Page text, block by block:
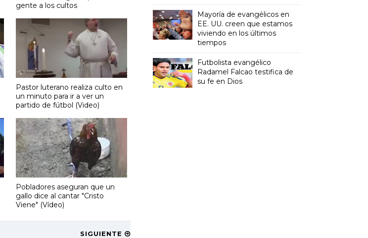
gente a los cultos
Pastor luterano realiza culto en
un minuto para ir a ver un
partido de fútbol (Video)
Pobladores aseguran que un
gallo dice al cantar "Cristo
Viene" (Vídeo)
SIGUIENTE
Mayoría de evangélicos en
EE. UU. creen que estamos
viviendo en los últimos
tiempos
Futbolista evangélico
Radamel Falcao testifica de
su fe en Dios